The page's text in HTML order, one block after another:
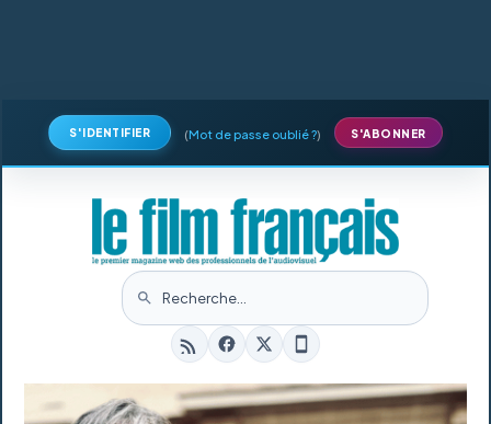
S'IDENTIFIER (Mot de passe oublié ?) S'ABONNER